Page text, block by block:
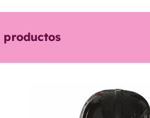
productos